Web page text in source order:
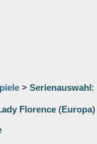
> Serienauswahl :
Florence (Europa)